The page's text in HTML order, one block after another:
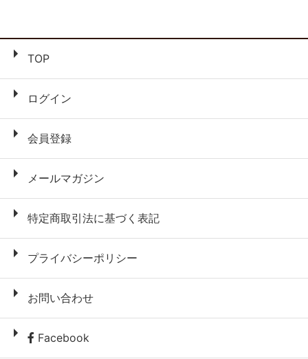
TOP
ログイン
会員登録
メールマガジン
特定商取引法に基づく表記
プライバシーポリシー
お問い合わせ
Facebook